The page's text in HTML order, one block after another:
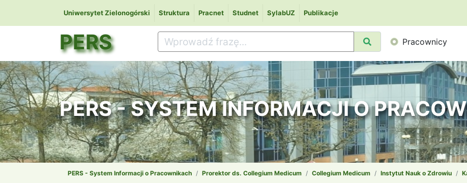
Uniwersytet Zielonogórski Struktura Pracnet Studnet SylabUZ Publikacje
PERS Pracownicy
PERS - SYSTEM INFORMACJI O
PERS - System Informacji o Pracownikach Prorektor ds. Collegium Medicum Collegium Medicum Instytut Nauk o Zdrowiu